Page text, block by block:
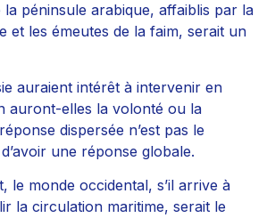
la péninsule arabique, affaiblis par la
et les émeutes de la faim, serait un
auraient intérêt à intervenir en
auront-elles la volonté ou la
dispersée n’est pas le
une réponse globale.
le monde occidental, s’il arrive à
la circulation maritime, serait le